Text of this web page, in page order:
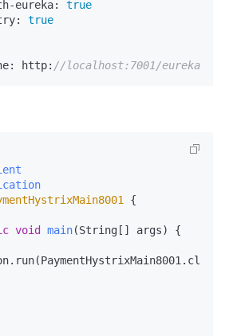
eureka:
true
true
http:
//localhost:7001/eureka
{
void main(String[] args) {